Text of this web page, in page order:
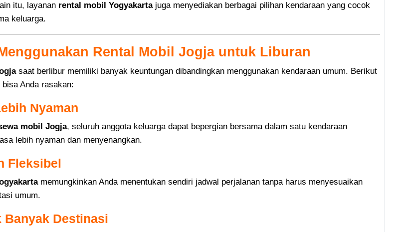
itu, layanan rental mobil Yogyakartajuga menyediakan berbagai pilihan kendaraan yang cocok
keluarga.
Rental Mobil Jogja untuk Liburan
saat berlibur memiliki banyak keuntungan dibandingkan menggunakan kendaraan umum. Berikut
Anda rasakan:
Nyaman
mobil Jogja, seluruh anggota keluarga dapat bepergian bersama dalam satu kendaraan
lebih nyaman dan menyenangkan.
Fleksibel
memungkinkan Anda menentukan sendiri jadwal perjalanan tanpa harus menyesuaikan
umum.
Banyak Destinasi